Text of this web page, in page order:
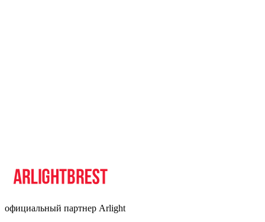
официальный партнер Arlight